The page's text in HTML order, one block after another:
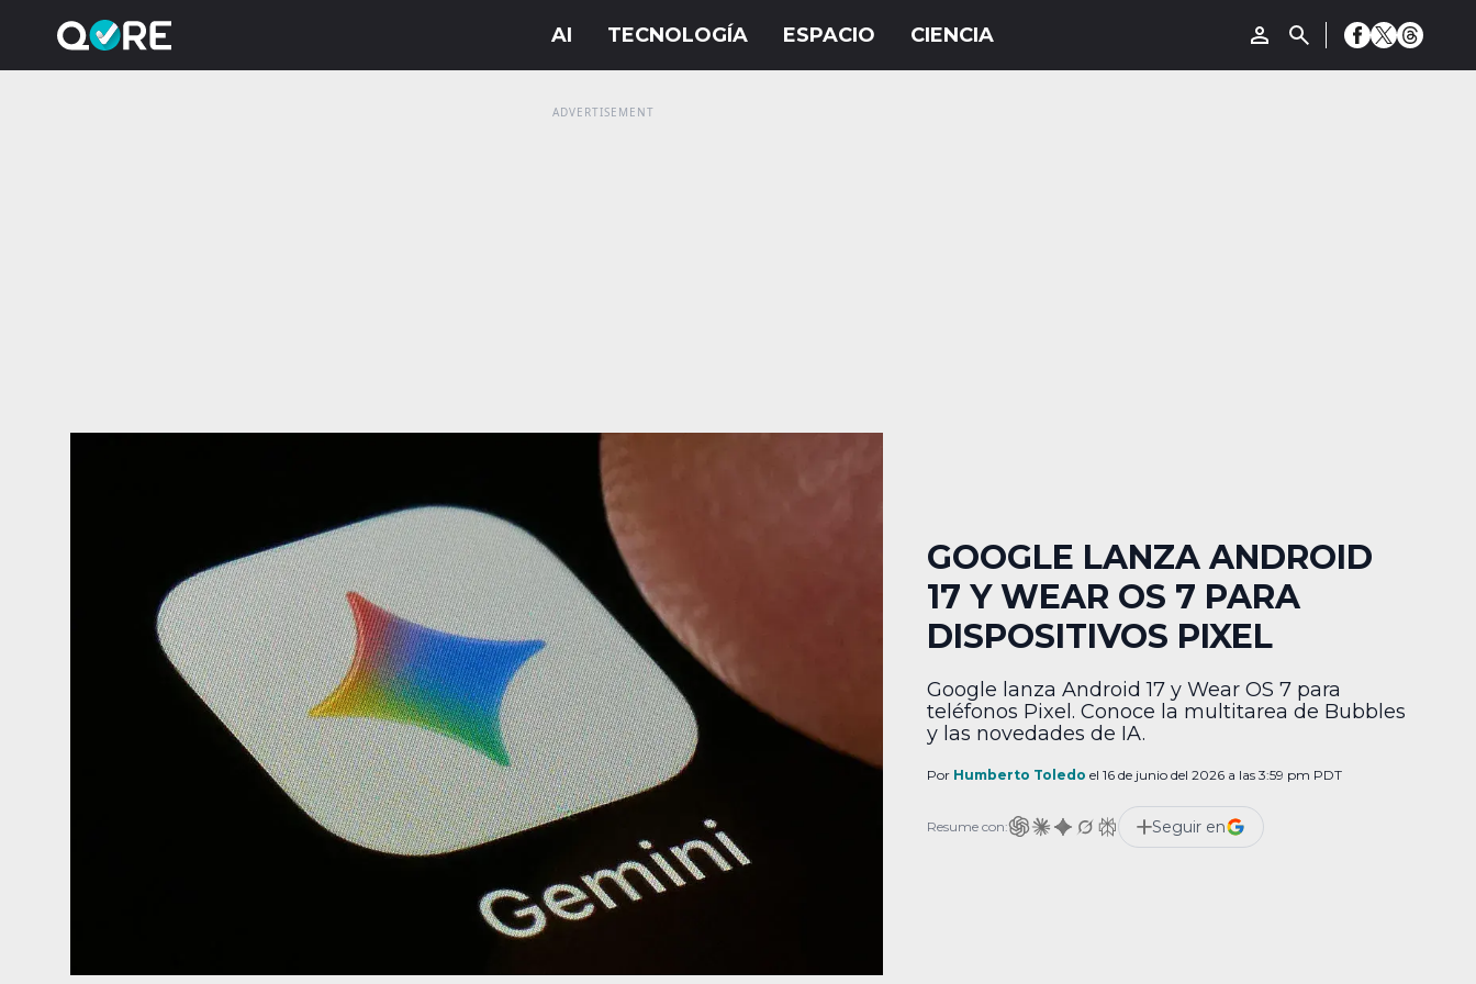
GOOGLE LANZA ANDROID
17 Y WEAR OS 7 PARA
DISPOSITIVOS PIXEL
Google lanza Android 17 y Wear OS 7 para
teléfonos Pixel. Conoce la multitarea de Bubbles
y las novedades de IA.
Por Humberto Toledo el 16 de junio del 2026 a las 3:59 pm PDT
Resume con: Seguir en